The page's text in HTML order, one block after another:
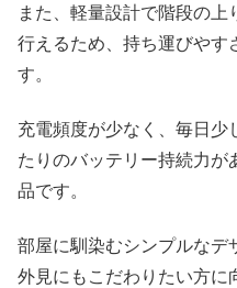
また、軽量設計で階段の上
行えるため、持ち運びやす
す。
充電頻度が少なく、毎日少
たりのバッテリー持続力が
品です。
部屋に馴染むシンプルなデ
外見にもこだわりたい方に